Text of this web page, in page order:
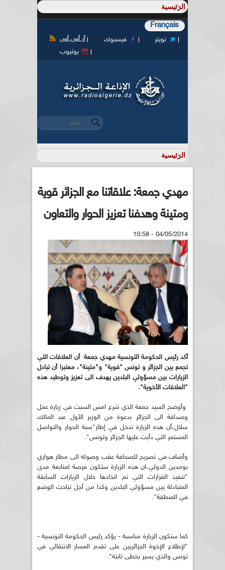
Français
آر أس أس فيسبوك
تويتر
يوتيوب
استمارة البحث
‏بحث ‏
مهدي جمعة: علاقاتنا مع الجزائر قوية
ومتينة وهدفنا تعزيز الحوار والتعاون
04/05/2014 - 10:58
أكد رئيس الحكومة التونسية مهدي جمعة أن العلاقات التي
تجمع بين الجزائر و تونس "قوية" و"متينة"، معتبرا أن تبادل
الزيارات بين مسؤولي البلدين يهدف الى تعزيز وتوطيد هذه
"العلاقات الأخوية".
وأوضح السيد جمعة الذي شرع امس السبت في زيارة عمل
وصداقة الى الجزائر بدعوة من الوزير الأول عبد المالك
سلال،أن هذه الزيارة تدخل في إطار"سنة الحوار والتواصل
المستمر التي دأبت عليها الجزائر وتونس".
وأضاف في تصريح للصحافة عقب وصوله الى مطار هواري
بومدين الدولي،ان هذه الزيارة ستكون فرصة لمتابعة مدى
"تنفيذ القرارات التي تم اتخاذها خلال الزيارات السابقة
المتبادلة بين مسؤولي البلدين وكذا من أجل تباحث الوضع
في المنطقة".
كما ستكون الزيارة مناسبة - يؤكد رئيس الحكومة التونسية -
"لإطلاع الإخوة الجزائريين على تقدم المسار الانتقالي في
تونس والذي يسير بخطى ثابتة".